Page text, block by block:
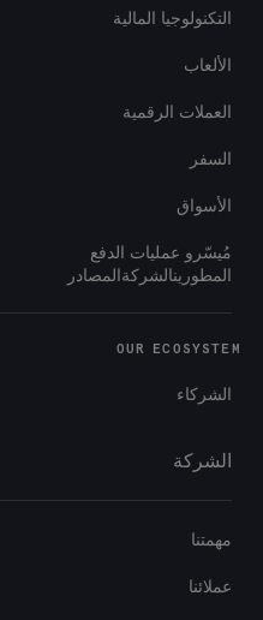
التكنولوجيا المالية
الألعاب
العملات الرقمية
السفر
الأسواق
مُيسّرو عمليات الدفع
المطورينالشركةالمصادر
OUR ECOSYSTEM
الشركاء
الشركة
مهمتنا
عملائنا